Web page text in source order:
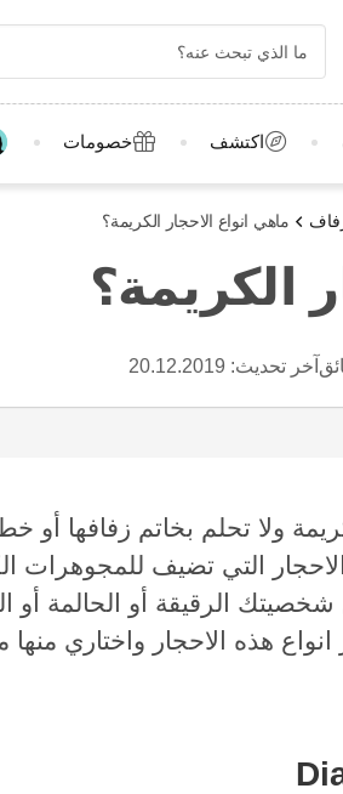
اكتشف خصومات
ماهي انواع الاحجار الكريمة؟
الكريمة؟
آخر تحديث:
ولا تحلم بخاتم زفافها أو
التي تضيف للمجوهرات
الرقيقة أو الحالمة أو
هذه الاحجار واختاري منها